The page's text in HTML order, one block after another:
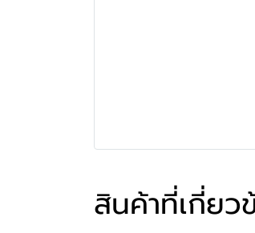
สินค้าที่เกี่ยว